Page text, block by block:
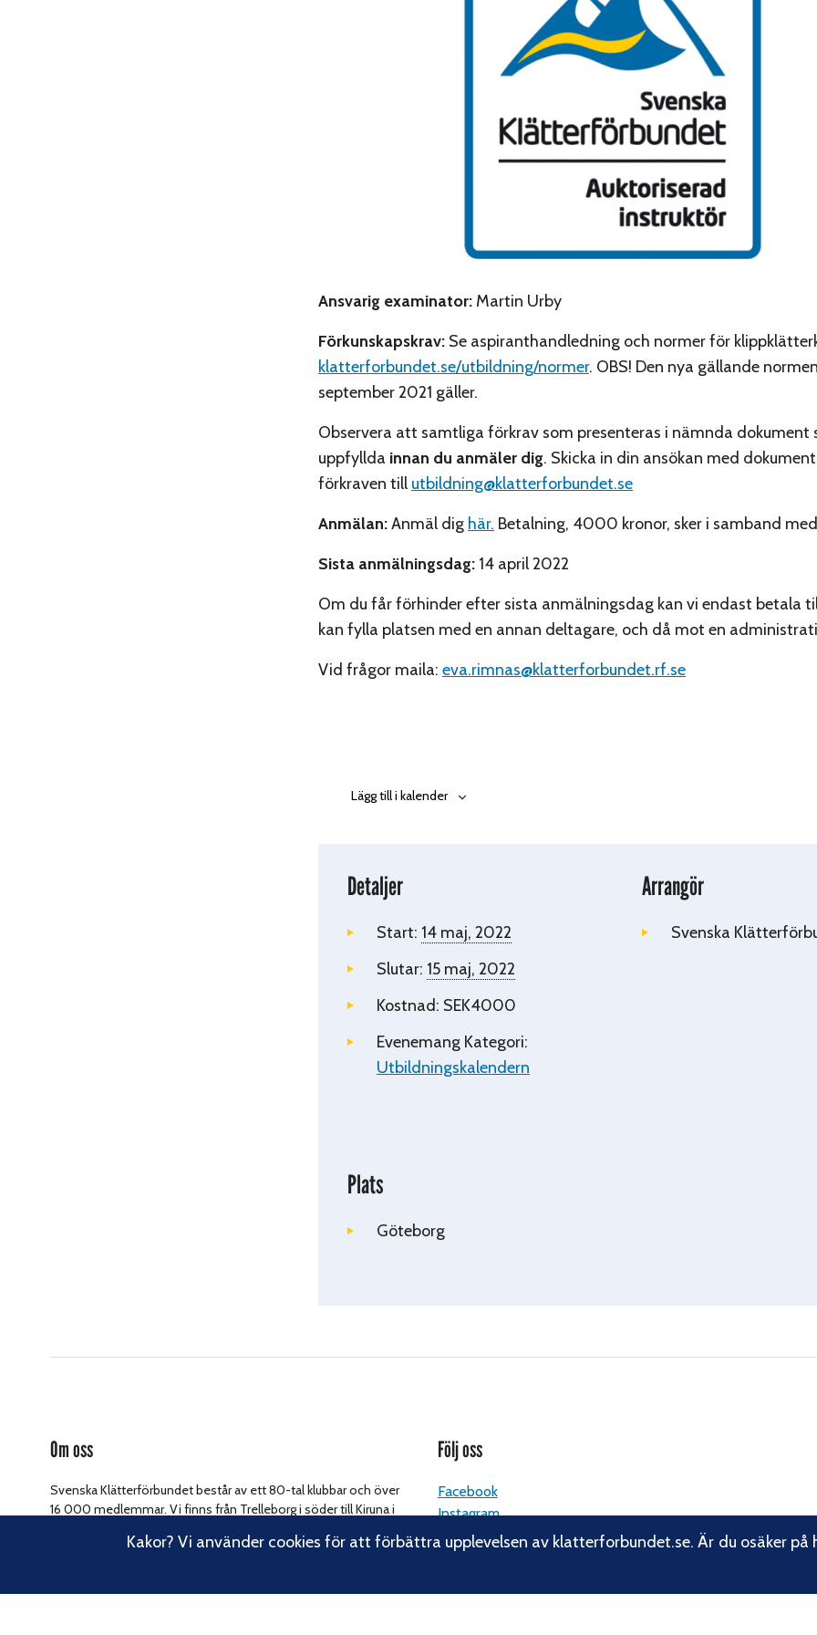
Ansvarig examinator: Martin Urby
Förkunskapskrav: Se aspiranthandledning och normer för
klatterforbundet.se/utbildning/normer. OBS! Den nya gällande
september 2021 gäller.
Observera att samtliga förkrav som presenteras i nämnda dokument
uppfyllda innan du anmäler dig. Skicka in din ansökan med
förkraven till utbildning@klatterforbundet.se
Anmälan:Anmäl dig här. Betalning, 4000 kronor, sker i samband
Sista anmälningsdag: 14 april 2022
Om du får förhinder efter sista anmälningsdag kan vi endast betala
kan fylla platsen med en annan deltagare, och då mot en
Vid frågor maila:eva.rimnas@klatterforbundet.rf.se
Lägg till i kalender
Detaljer
Start: 14 maj, 2022
Slutar: 15 maj, 2022
Kostnad: SEK4000
Evenemang Kategori:
Utbildningskalendern
Arrangör
Svenska
Plats
Göteborg
Om oss
Svenska Klätterförbundet består av ett 80-tal klubbar och över
16 000 medlemmar. Vi finns från Trelleborg i söder till Kiruna i
talan, oavsett om du är medlem eller inte.Läs om vårt
Följ oss
Facebook
Instagram
Linkedin
Nyhetsbrev
Kakor? Vi använder cookies för att förbättra upplevelsen av klatterforbundet.se. Är du osäker på